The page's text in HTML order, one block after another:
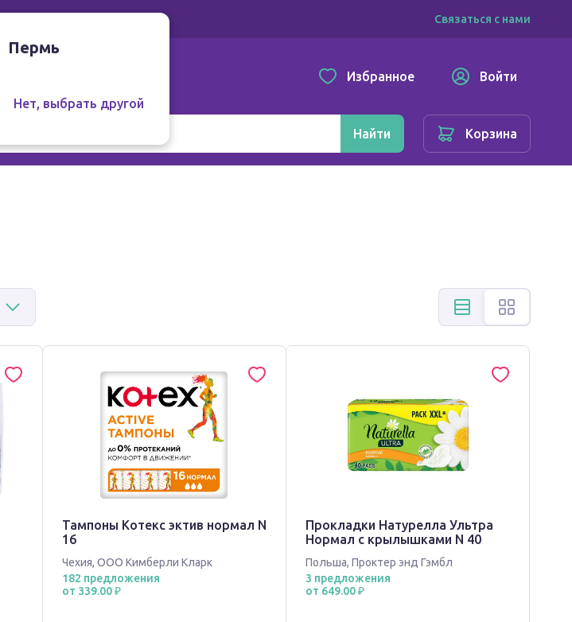
Связаться с нами
Избранное Войти
Найти Корзина
Пермь
Нет, выбрать другой
Тампоны Котекс эктив нормал N
16
Чехия, ООО Кимберли Кларк
182 предложения
от 339.00 ₽
Прокладки Натурелла Ультра
Нормал с крылышками N 40
Польша,Проктер энд Гэмбл
3 предложения
от 649.00 ₽